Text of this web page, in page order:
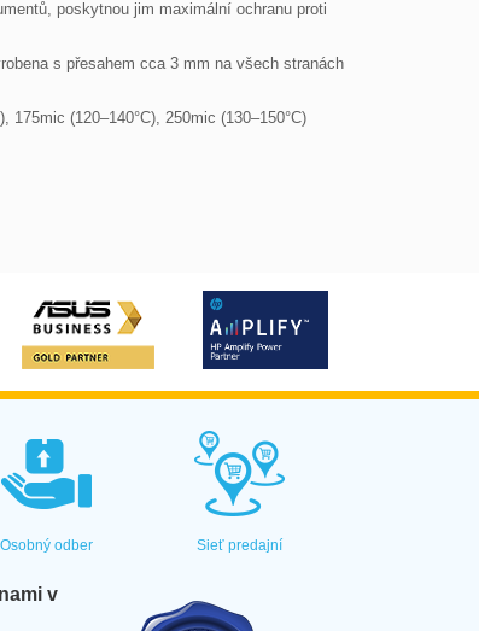
poskytnou jim maximální ochranu proti
s přesahem cca 3 mm na všech stranách
175mic (120–140°C), 250mic (130–150°C)
Osobný odber Sieť predajní
v